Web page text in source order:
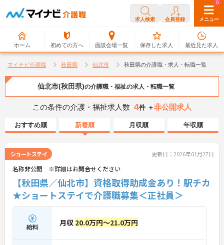
求人検索 会員登録 メニュー
ホーム 初めての方へ 面談会場一覧
0
保存した求人
0
最近見た求人
マイナビ介護職 秋田県 仙北市 秋田県の介護職・求人・転職一覧
仙北市(秋田県)の介護職・福祉の求人・転職一覧
この条件の介護・福祉求人数 4件 ＋非公開求人
おすすめ順 新着順 月収順 年収順
ショートステイ 更新日：2026年01月27日
名称非公開 ※詳細はお問合せください
【秋田県／仙北市】資格取得助成金あり！駅チカ
★ショートステイで介護職募集＜正社員＞
給料 月収 20.0万円～21.0万円